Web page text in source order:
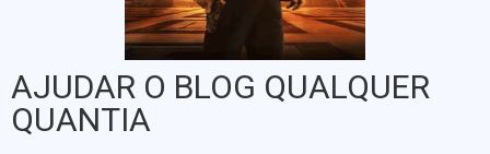
AJUDAR O BLOG QUALQUER
QUANTIA